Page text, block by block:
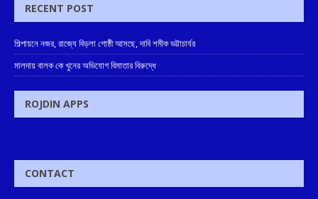
RECENT POST
শিল্পায়নে নজর, রাজ্যে বিড়লা গোষ্ঠী আসছে, দাবি শমীক ভট্টাচার্যর
মালদায় বালক কে খুনের অভিযোগ বিমাতার বিরুদ্ধে
ROJDIN APPS
CONTACT